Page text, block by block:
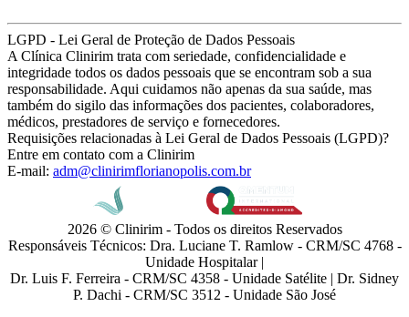
LGPD - Lei Geral de Proteção de Dados Pessoais
A Clínica Clinirim trata com seriedade, confidencialidade e
integridade todos os dados pessoais que se encontram sob a sua
responsabilidade. Aqui cuidamos não apenas da sua saúde, mas
também do sigilo das informações dos pacientes, colaboradores,
médicos, prestadores de serviço e fornecedores.
Requisições relacionadas à Lei Geral de Dados Pessoais (LGPD)?
Entre em contato com a Clinirim
E-mail: adm@clinirimflorianopolis.com.br
2026 © Clinirim - Todos os direitos Reservados
Responsáveis Técnicos: Dra. Luciane T. Ramlow - CRM/SC 4768 -
Unidade Hospitalar |
Dr. Luis F. Ferreira - CRM/SC 4358 - Unidade Satélite | Dr. Sidney
P. Dachi - CRM/SC 3512 - Unidade São José